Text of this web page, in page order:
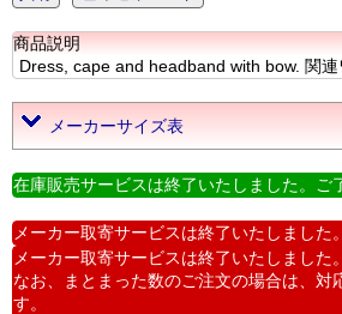
商品説明
Dress, cape and headband with bow. 関
メーカーサイズ表
在庫販売サービスは終了いたしました。ご
メーカー取寄サービスは終了いたしました
メーカー取寄サービスは終了いたしました
なお、まとまった数のご注文の場合は、対
す。